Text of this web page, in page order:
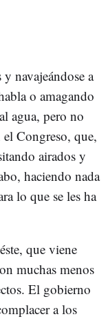
navajeándose a
o amagando
agua, pero no
Congreso, que,
airados y
haciendo nada
lo que se les ha
que viene
muchas menos
El gobierno
a los